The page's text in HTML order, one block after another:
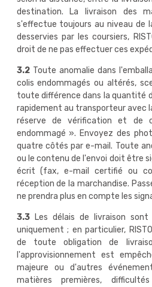
destination. La livraison des
s'effectue toujours au niveau de
desservies par les coursiers,
droit de ne pas effectuer ces
3.2Toute anomalie dans
colis endommagés ou altérés,
toute différence dans la quantité
rapidement au transporteur avec
réserve de vérification et de
endommagé ». Envoyez des
quatre côtés par e-mail. Toute
ou le contenu de l'envoi doit être
écrit (fax, e-mail certifié ou
réception de la marchandise.
ne prendra plus en compte les
3.3Les délais de livraison
uniquement ; en particulier,
de toute obligation de
l'approvisionnement est
majeure ou d'autres
matières premières,